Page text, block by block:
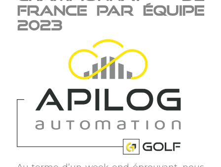
France par équipe
2023